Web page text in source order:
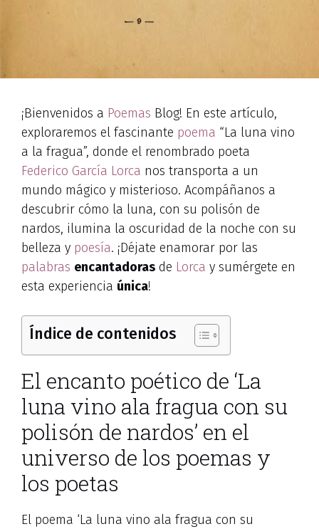
¡Bienvenidos a Poemas Blog! En este artículo,
exploraremos el fascinante poema “La luna vino
a la fragua”, donde el renombrado poeta
Federico García Lorca nos transporta a un
mundo mágico y misterioso. Acompáñanos a
descubrir cómo la luna, con su polisón de
nardos, ilumina la oscuridad de la noche con su
belleza y poesía. ¡Déjate enamorar por las
palabras encantadoras de Lorca y sumérgete en
esta experiencia única!
Índice de contenidos
El encanto poético de ‘La
luna vino ala fragua con su
polisón de nardos’ en el
universo de los poemas y
los poetas
El poema ‘La luna vino ala fragua con su